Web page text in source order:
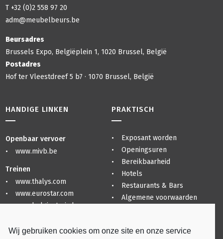
T +32 (0)2 558 97 20
adm@meubelbeurs.be
Beursadres
Brussels Expo, Belgiëplein 1, 1020 Brussel, België
Postadres
Hof ter Vleestdreef 5 b7 · 1070 Brussel, België
HANDIGE LINKEN
Openbaar vervoer
www.mivb.be
Treinen
www.thalys.com
www.eurostar.com
www.belgiantrain.be
www.brusselsairport.be
PRAKTISCH
Exposant worden
Openingsuren
Bereikbaarheid
Hotels
Restaurants & Bars
Algemene voorwaarden
Wij gebruiken cookies om onze site en onze service